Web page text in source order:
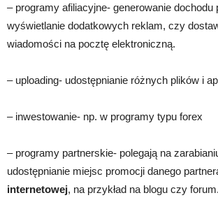
– programy afiliacyjne- generowanie dochodu
wyświetlanie dodatkowych reklam, czy
wiadomości na pocztę elektroniczną.
– uploading- udostępnianie różnych plików i
– inwestowanie- np. w programy typu forex
– programy partnerskie- polegają na
udostępnianie miejsc promocji danego
internetowej, na przykład na blogu czy forum.